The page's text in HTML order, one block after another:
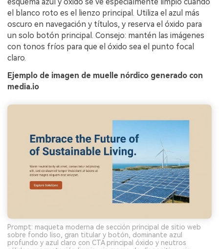
el blanco roto es el lienzo principal. Utiliza el azul más
oscuro en navegación y títulos, y reserva el óxido para
un solo botón principal. Consejo: mantén las imágenes
con tonos fríos para que el óxido sea el punto focal
claro.
Ejemplo de imagen de muelle nórdico generado con
media.io
Prompt: maqueta moderna de sección principal de sitio web
sobre fondo liso, gran titular y botón, dominante azul
profundo y azul claro con CTA principal óxido y neutros